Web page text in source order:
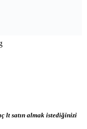
lt satın almak istediğinizi